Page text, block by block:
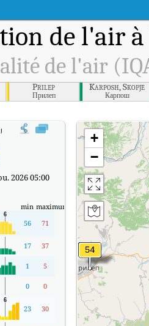
de l'air
de l'air
Prilep
Прилеп
Karposh, Skopje
Карпош
en temps réel.
2026 05:00
min maximum
56 71
17 37
1 5
0 0
23 30
+
−